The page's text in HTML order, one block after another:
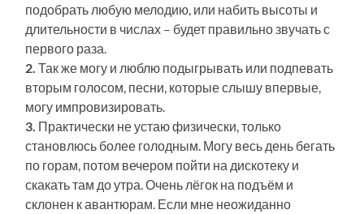
подобрать любую мелодию, или набить высоты и
длительности в числах – будет правильно звучать с
первого раза.
2. Так же могу и люблю подыгрывать или подпевать
вторым голосом, песни, которые слышу впервые,
могу импровизировать.
3. Практически не устаю физически, только
становлюсь более голодным. Могу весь день бегать
по горам, потом вечером пойти на дискотеку и
скакать там до утра. Очень лёгок на подъём и
склонен к авантюрам. Если мне неожиданно